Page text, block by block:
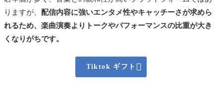
りますが、 配信内容に強いエンタメ性やキャッチーさが求めら
れるため、楽曲演奏よりトークやパフォーマンスの比重が大き
くなりがちです。
Tiktok ギフト 